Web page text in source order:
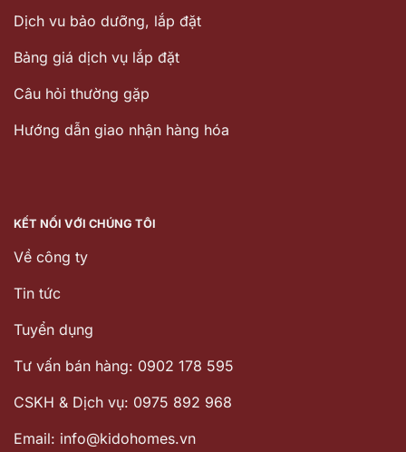
Dịch vu bảo dưỡng, lắp đặt
Bảng giá dịch vụ lắp đặt
Câu hỏi thường gặp
Hướng dẫn giao nhận hàng hóa
KẾT NỐI VỚI CHÚNG TÔI
Về công ty
Tin tức
Tuyển dụng
Tư vấn bán hàng: 0902 178 595
CSKH & Dịch vụ: 0975 892 968
Email: info@kidohomes.vn